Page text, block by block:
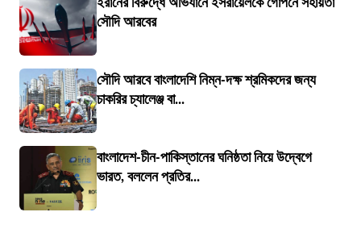
সৌদি আরবের
সৌদি আরবে বাংলাদেশি নিম্ন-দক্ষ শ্রমিকদের জন্য
চাকরির চ্যালেঞ্জ বা...
বাংলাদেশ-চীন-পাকিস্তানের ঘনিষ্ঠতা নিয়ে উদ্বেগে
ভারত, বললেন প্রতির...